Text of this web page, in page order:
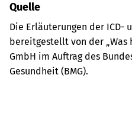
Quelle
Die Erläuterungen der ICD-
bereitgestellt von der „Was
GmbH im Auftrag des
Gesundheit (BMG).